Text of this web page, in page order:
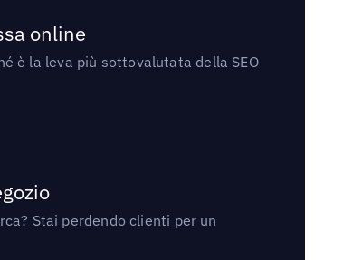
online
è la leva più sottovalutata della SEO
Stai perdendo clienti per un